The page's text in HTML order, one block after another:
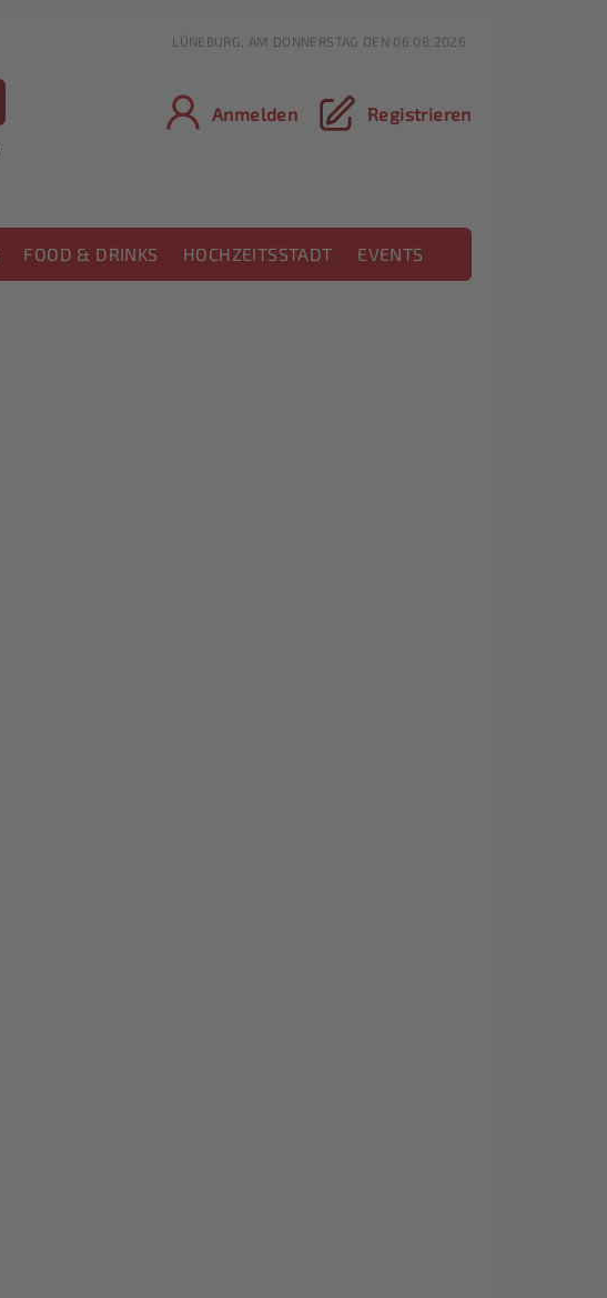
Anmelden Registrieren
FOOD & DRINKS HOCHZEITSSTADT EVENTS
LÜNEBURG, AM DONNERSTAG DEN 06.08.2026